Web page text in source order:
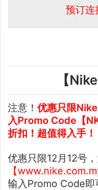
预订连
【
注意！优惠只限
入Promo Code【
折扣！超值得入手！
优惠只限12月12号
【
输入Promo Code即